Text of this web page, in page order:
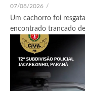
07/08/2026 /
Um cachorro foi
encontrado trancado